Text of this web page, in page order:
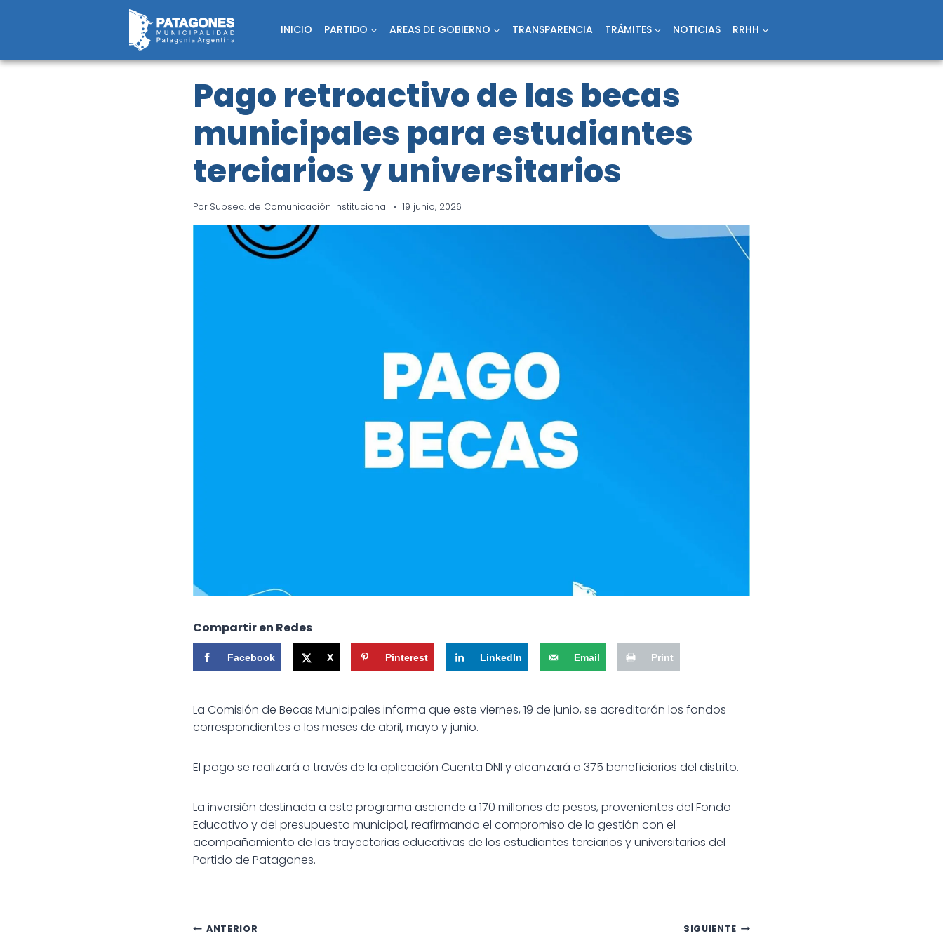
INICIO PARTIDO AREAS DE GOBIERNO TRANSPARENCIA TRÁMITES NOTICIAS RRHH
Pago retroactivo de las becas
municipales para estudiantes
terciarios y universitarios
Por Subsec. de Comunicación Institucional 19 junio, 2026
Compartir en Redes
Facebook X Pinterest LinkedIn Email Print
La Comisión de Becas Municipales informa que este viernes, 19 de junio, se acreditarán los fondos
correspondientes a los meses de abril, mayo y junio.
El pago se realizará a través de la aplicación Cuenta DNI y alcanzará a 375 beneficiarios del distrito.
La inversión destinada a este programa asciende a 170 millones de pesos, provenientes del Fondo
Educativo y del presupuesto municipal, reafirmando el compromiso de la gestión con el
acompañamiento de las trayectorias educativas de los estudiantes terciarios y universitarios del
Partido de Patagones.
ANTERIOR SIGUIENTE